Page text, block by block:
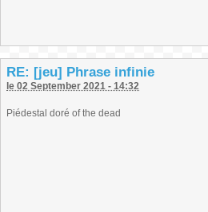
RE: [jeu] Phrase infinie
le 02 September 2021 - 14:32
Piédestal doré of the dead